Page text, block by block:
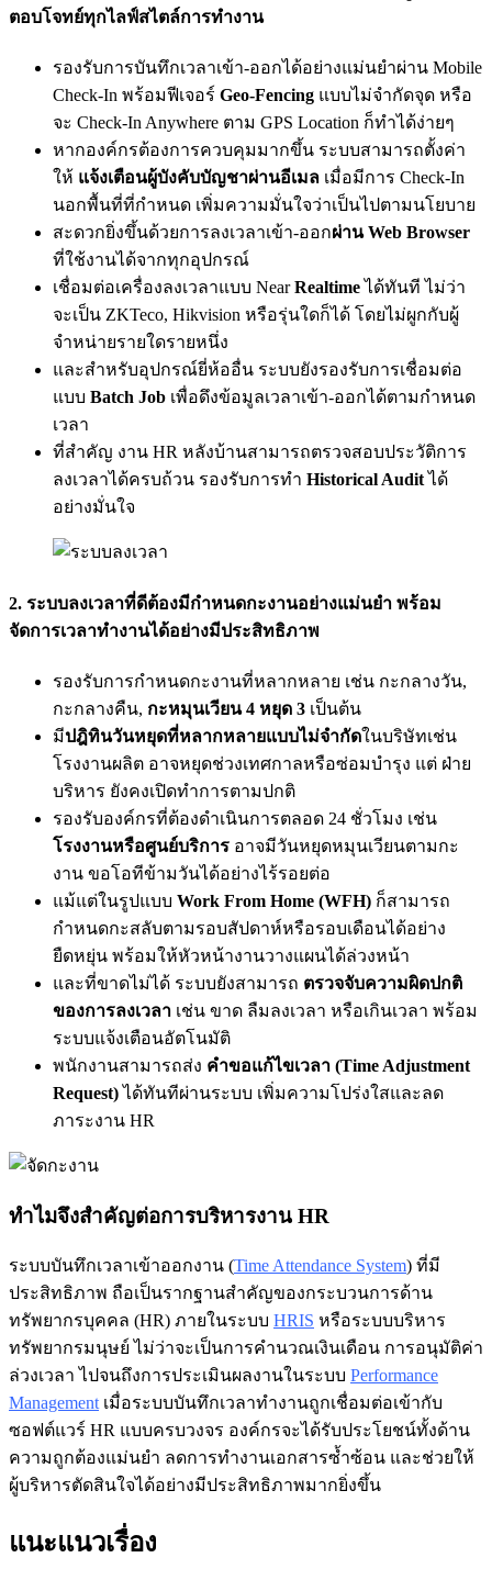
ตอบโจทย์ทุกไลฟ์สไตล์การทำงาน
รองรับการบันทึกเวลาเข้า-ออกได้อย่างแม่นยำผ่าน Mobile
Check-In พร้อมฟีเจอร์ Geo-Fencing แบบไม่จำกัดจุด หรือ
จะ Check-In Anywhere ตาม GPS Location ก็ทำได้ง่ายๆ
หากองค์กรต้องการควบคุมมากขึ้น ระบบสามารถตั้งค่า
ให้ แจ้งเตือนผู้บังคับบัญชาผ่านอีเมล เมื่อมีการ Check-In
นอกพื้นที่ที่กำหนด เพิ่มความมั่นใจว่าเป็นไปตามนโยบาย
สะดวกยิ่งขึ้นด้วยการลงเวลาเข้า-ออกผ่าน Web Browser
ที่ใช้งานได้จากทุกอุปกรณ์
เชื่อมต่อเครื่องลงเวลาแบบ NearRealtimeได้ทันที ไม่ว่า
จะเป็น ZKTeco, Hikvision หรือรุ่นใดก็ได้ โดยไม่ผูกกับผู้
จำหน่ายรายใดรายหนึ่ง
และสำหรับอุปกรณ์ยี่ห้ออื่น ระบบยังรองรับการเชื่อมต่อ
แบบ Batch Job เพื่อดึงข้อมูลเวลาเข้า-ออกได้ตามกำหนด
เวลา
ที่สำคัญ งาน HR หลังบ้านสามารถตรวจสอบประวัติการ
ลงเวลาได้ครบถ้วน รองรับการทำ Historical Auditได้
อย่างมั่นใจ
2. ระบบลงเวลาที่ดีต้องมีกำหนดกะงานอย่างแม่นยำ พร้อม
จัดการเวลาทำงานได้อย่างมีประสิทธิภาพ
รองรับการกำหนดกะงานที่หลากหลาย เช่น กะกลางวัน,
กะกลางคืน, กะหมุนเวียน 4 หยุด 3 เป็นต้น
มีปฎิทินวันหยุดที่หลากหลายแบบไม่จำกัดในบริษัทเช่น
โรงงานผลิต อาจหยุดช่วงเทศกาลหรือซ่อมบำรุง แต่ ฝ่าย
บริหาร ยังคงเปิดทำการตามปกติ
รองรับองค์กรที่ต้องดำเนินการตลอด 24 ชั่วโมง เช่น
โรงงานหรือศูนย์บริการ อาจมีวันหยุดหมุนเวียนตามกะ
งาน ขอโอทีข้ามวันได้อย่างไร้รอยต่อ
แม้แต่ในรูปแบบ Work From Home (WFH) ก็สามารถ
กำหนดกะสลับตามรอบสัปดาห์หรือรอบเดือนได้อย่าง
ยืดหยุ่น พร้อมให้หัวหน้างานวางแผนได้ล่วงหน้า
และที่ขาดไม่ได้ ระบบยังสามารถ ตรวจจับความผิดปกติ
ของการลงเวลา เช่น ขาด ลืมลงเวลา หรือเกินเวลา พร้อม
ระบบแจ้งเตือนอัตโนมัติ
พนักงานสามารถส่ง คำขอแก้ไขเวลา (Time Adjustment
Request)ได้ทันทีผ่านระบบ เพิ่มความโปร่งใสและลด
ภาระงาน HR
ทำไมจึงสำคัญต่อการบริหารงาน HR
ระบบบันทึกเวลาเข้าออกงาน (Time Attendance System) ที่มี
ประสิทธิภาพ ถือเป็นรากฐานสำคัญของกระบวนการด้าน
ทรัพยากรบุคคล (HR) ภายในระบบ HRIS หรือระบบบริหาร
ทรัพยากรมนุษย์ ไม่ว่าจะเป็นการคำนวณเงินเดือน การอนุมัติค่า
ล่วงเวลา ไปจนถึงการประเมินผลงานในระบบ Performance
Management เมื่อระบบบันทึกเวลาทำงานถูกเชื่อมต่อเข้ากับ
ซอฟต์แวร์ HR แบบครบวงจร องค์กรจะได้รับประโยชน์ทั้งด้าน
ความถูกต้องแม่นยำ ลดการทำงานเอกสารซ้ำซ้อน และช่วยให้
ผู้บริหารตัดสินใจได้อย่างมีประสิทธิภาพมากยิ่งขึ้น
แนะแนวเรื่อง